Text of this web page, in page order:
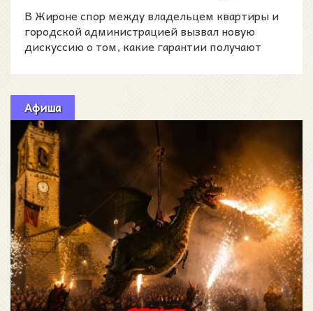
В Жироне спор между владельцем квартиры и
городской администрацией вызвал новую
дискуссию о том, какие гарантии получают
Афиша